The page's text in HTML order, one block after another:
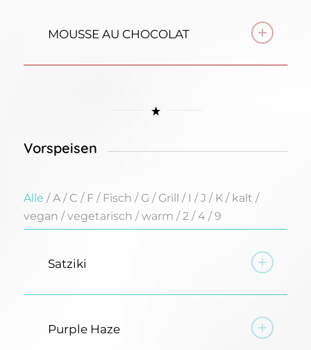
MOUSSE AU CHOCOLAT
Vorspeisen
Alle / A / C / F / Fisch / G / Grill / I / J / K / kalt /
vegan / vegetarisch / warm / 2 / 4 / 9
Satziki
Purple Haze